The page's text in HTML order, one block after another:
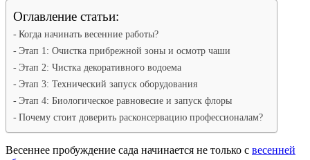
Оглавление статьи:
Когда начинать весенние работы?
Этап 1: Очистка прибрежной зоны и осмотр чаши
Этап 2: Чистка декоративного водоема
Этап 3: Технический запуск оборудования
Этап 4: Биологическое равновесие и запуск флоры
Почему стоит доверить расконсервацию профессионалам?
Весеннее пробуждение сада начинается не только с весенней